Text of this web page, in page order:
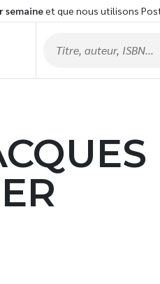
semaineet que nous utilisons